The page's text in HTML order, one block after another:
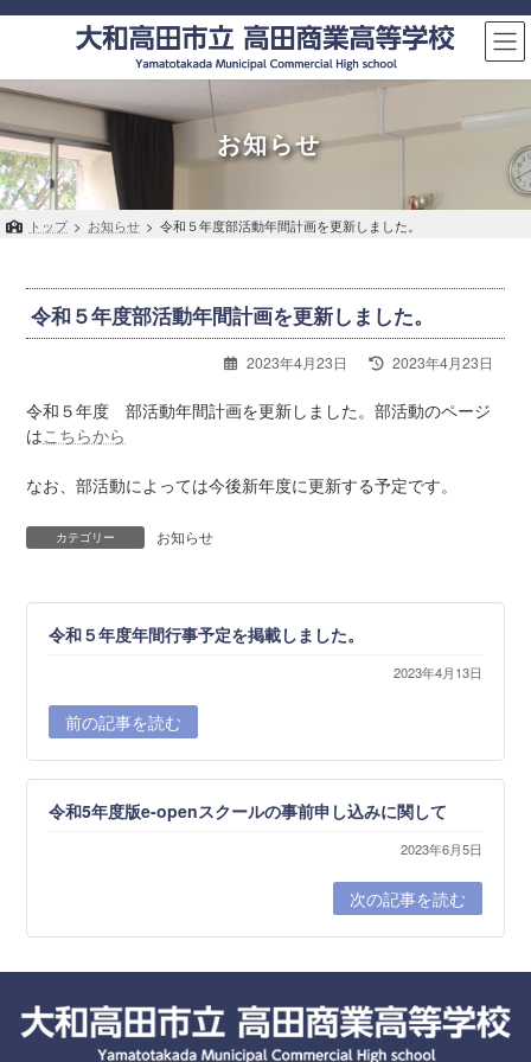
コ
ン
へ
ス
キ
ッ
プ
ナ
ー
ョ
ン
に
移
動
お知らせ
トップ > お知らせ > 令和５年度部活動年間計画を更新しました。
令和５年度部活動年間計画を更新しました。
2023年4月23日
最
更
新
:
2023年4月23日
令和５年度 部活動年間計画を更新しました。部活動のページ
はこちらから
なお、部活動によっては今後新年度に更新する予定です。
カテゴリー お知らせ
令和５年度年間行事予定を掲載しました。
2023年4月13日
前の記事を読む
令和5年度版e-openスクールの事前申し込みに関して
2023年6月5日
次の記事を読む